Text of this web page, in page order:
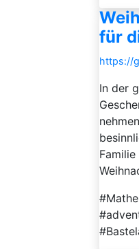
für
https://
In der